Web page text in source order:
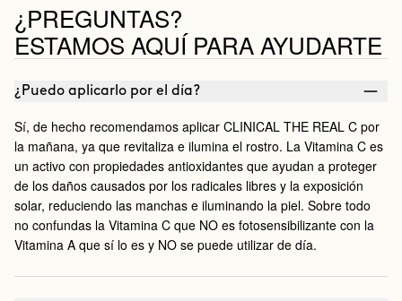
¿PREGUNTAS?
ESTAMOS AQUÍ PARA AYUDARTE
¿Puedo aplicarlo por el día?
Sí, de hecho recomendamos aplicar CLINICAL THE REAL C por
la mañana, ya que revitaliza e ilumina el rostro. La Vitamina C es
un activo con propiedades antioxidantes que ayudan a proteger
de los daños causados por los radicales libres y la exposición
solar, reduciendo las manchas e iluminando la piel. Sobre todo
no confundas la Vitamina C que NO es fotosensibilizante con la
Vitamina A que sí lo es y NO se puede utilizar de día.